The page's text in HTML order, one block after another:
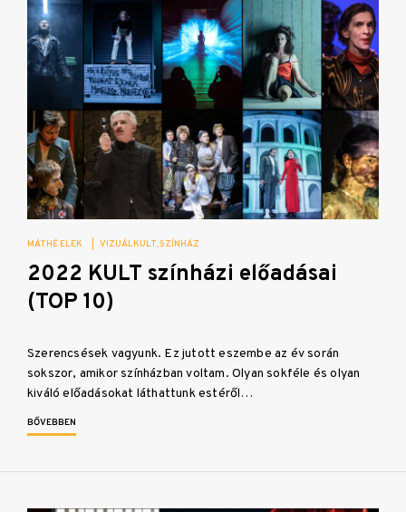
MÁTHÉ ELEK VIZUÁLKULT SZÍNHÁZ
2022 KULT színházi előadásai
(TOP 10)
Szerencsések vagyunk. Ez jutott eszembe az év során
sokszor, amikor színházban voltam. Olyan sokféle és olyan
kiváló előadásokat láthattunk estéről…
BŐVEBBEN